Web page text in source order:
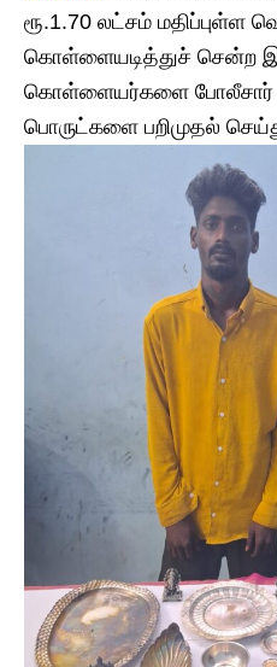
ரூ.1.70 லட்சம் மதிப்புள்ள
கொள்ளையடித்துச் சென்ற
கொள்ளையர்களை போலீசார்
பொருட்களை பறிமுதல்